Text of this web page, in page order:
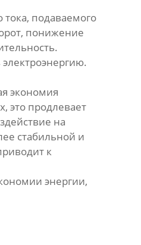
тока, подаваемого
понижение
экономия
это продлевает
на
стабильной и
к
энергии,